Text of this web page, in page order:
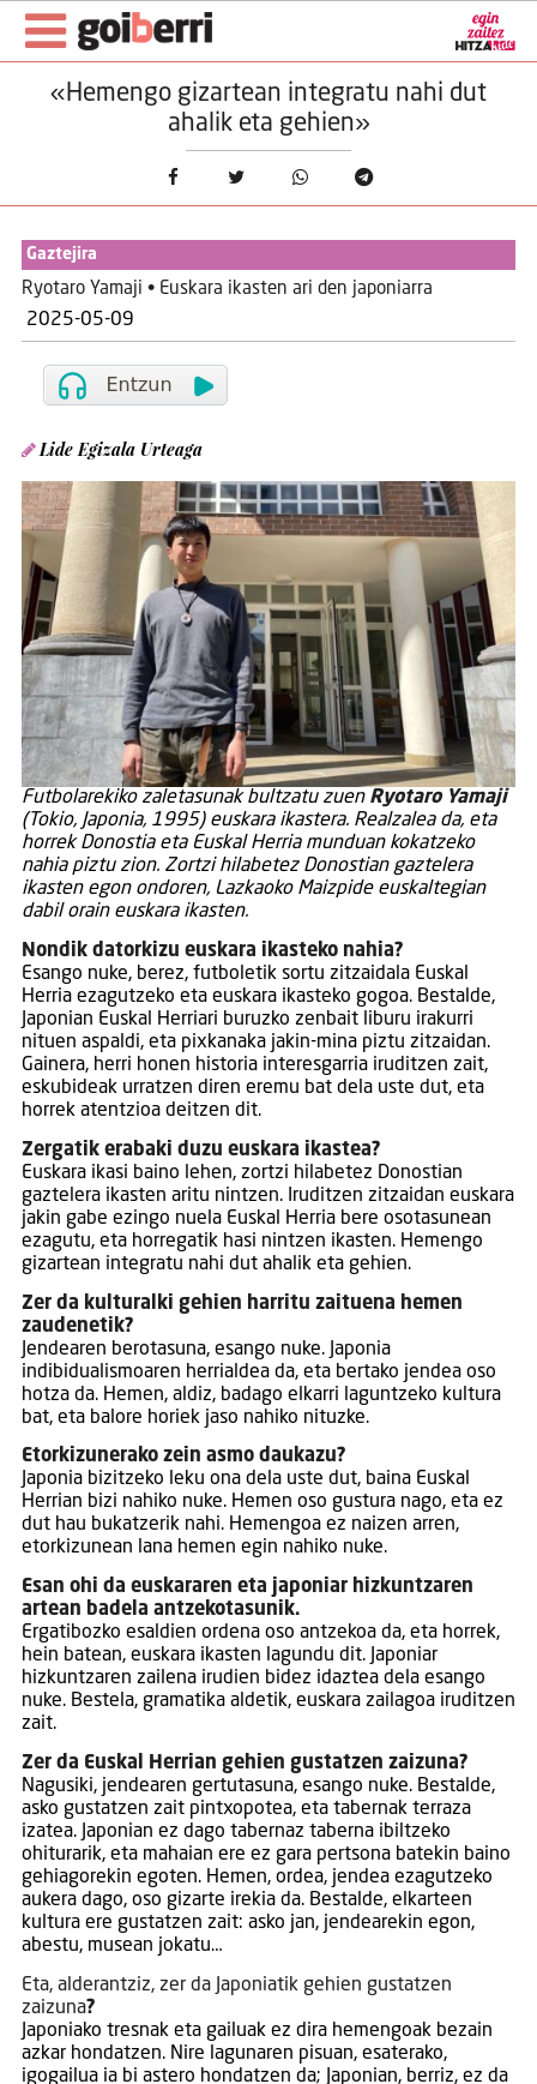
«Hemengo gizartean integratu nahi dut
ahalik eta gehien»
Gaztejira
Ryotaro Yamaji • Euskara ikasten ari den japoniarra
2025-05-09
Lide Egizala Urteaga
Futbolarekiko zaletasunak bultzatu zuen Ryotaro Yamaji
(Tokio, Japonia, 1995) euskara ikastera. Realzalea da, eta
horrek Donostia eta Euskal Herria munduan kokatzeko
nahia piztu zion. Zortzi hilabetez Donostian gaztelera
ikasten egon ondoren, Lazkaoko Maizpide euskaltegian
dabil orain euskara ikasten.
Nondik datorkizu euskara ikasteko nahia?
Esango nuke, berez, futboletik sortu zitzaidala Euskal
Herria ezagutzeko eta euskara ikasteko gogoa. Bestalde,
Japonian Euskal Herriari buruzko zenbait liburu irakurri
nituen aspaldi, eta pixkanaka jakin-mina piztu zitzaidan.
Gainera, herri honen historia interesgarria iruditzen zait,
eskubideak urratzen diren eremu bat dela uste dut, eta
horrek atentzioa deitzen dit.
Zergatik erabaki duzu euskara ikastea?
Euskara ikasi baino lehen, zortzi hilabetez Donostian
gaztelera ikasten aritu nintzen. Iruditzen zitzaidan euskara
jakin gabe ezingo nuela Euskal Herria bere osotasunean
ezagutu, eta horregatik hasi nintzen ikasten. Hemengo
gizartean integratu nahi dut ahalik eta gehien.
Zer da kulturalki gehien harritu zaituena hemen
zaudenetik?
Jendearen berotasuna, esango nuke. Japonia
indibidualismoaren herrialdea da, eta bertako jendea oso
hotza da. Hemen, aldiz, badago elkarri laguntzeko kultura
bat, eta balore horiek jaso nahiko nituzke.
Etorkizunerako zein asmo daukazu?
Japonia bizitzeko leku ona dela uste dut, baina Euskal
Herrian bizi nahiko nuke. Hemen oso gustura nago, eta ez
dut hau bukatzerik nahi. Hemengoa ez naizen arren,
etorkizunean lana hemen egin nahiko nuke.
Esan ohi da euskararen eta japoniar hizkuntzaren
artean badela antzekotasunik.
Ergatibozko esaldien ordena oso antzekoa da, eta horrek,
hein batean, euskara ikasten lagundu dit. Japoniar
hizkuntzaren zailena irudien bidez idaztea dela esango
nuke. Bestela, gramatika aldetik, euskara zailagoa iruditzen
zait.
Zer da Euskal Herrian gehien gustatzen zaizuna?
Nagusiki, jendearen gertutasuna, esango nuke. Bestalde,
asko gustatzen zait pintxopotea, eta tabernak terraza
izatea. Japonian ez dago tabernaz taberna ibiltzeko
ohiturarik, eta mahaian ere ez gara pertsona batekin baino
gehiagorekin egoten. Hemen, ordea, jendea ezagutzeko
aukera dago, oso gizarte irekia da. Bestalde, elkarteen
kultura ere gustatzen zait: asko jan, jendearekin egon,
abestu, musean jokatu…
Eta, alderantziz, zer da Japoniatik gehien gustatzen
zaizuna?
Japoniako tresnak eta gailuak ez dira hemengoak bezain
azkar hondatzen. Nire lagunaren pisuan, esaterako,
igogailua ia bi astero hondatzen da; Japonian, berriz, ez da